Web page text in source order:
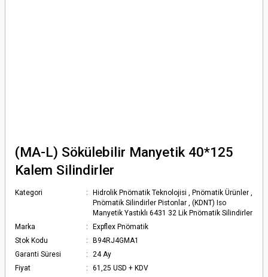
(MA-L) Sökülebilir Manyetik 40*125
Kalem Silindirler
Kategori Hidrolik Pnömatik Teknolojisi , Pnömatik Ürünler ,
Pnömatik Silindirler Pistonlar ,(KDNT) Iso
Manyetik Yastıklı 6431 32 Lik Pnömatik Silindirler
Marka
Expflex Pnömatik
Stok Kodu
B94RJ4GMA1
Garanti Süresi
24 Ay
Fiyat
61,25 USD + KDV